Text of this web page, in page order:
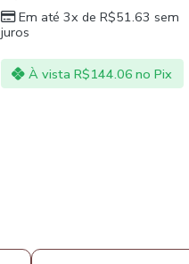
Avaliação
5.00de 5
R$164.90
Em até 3x de